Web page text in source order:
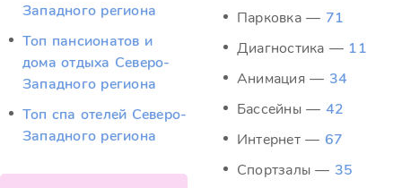
Западного региона
Топ пансионатов и
дома отдыха Северо-
Западного региона
Топ спа отелей Северо-
Западного региона
Парковка — 71
Диагностика — 11
Анимация — 34
Бассейны — 42
Интернет — 67
Спортзалы — 35